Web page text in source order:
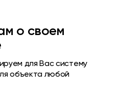
о своем
для Вас систему
объекта любой